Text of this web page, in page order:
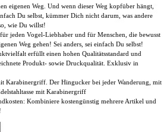
eigenen Weg. Und wenn dieser Weg kopfüber hängt,
Du selbst, kümmer Dich nicht darum, was andere
wie Du willst!
jeden Vogel-Liebhaber und für Menschen, die bewusst
Weg gehen! Sei anders, sei einfach Du selbst!
erfüllt einen hohen Qualitätsstandard und
Produkt- sowie Druckqualität. Exklusiv in
Karabinergriff. Der Hingucker bei jeder Wanderung, mit
mit Karabinergriff
Kombiniere kostengünstig mehrere Artikel und